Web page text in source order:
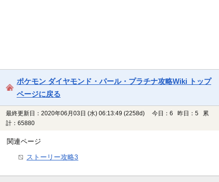
ポケモン ダイヤモンド・パール・プラチナ攻略Wiki トップ
ページに戻る
最終更新日：2020年06月03日 (水) 06:13:49 (2258d)
今日：6 昨日：5 累
計：65880
関連ページ
ストーリー攻略3